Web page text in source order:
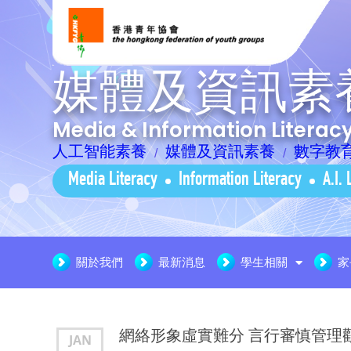
媒體及資訊素
Media & Information
人工智能素養 媒體及資訊素養 數字教
Media Literacy Information Literacy A.I.
關於我們 最新消息 學生相關
JAN 網絡形象虛實難分 言行審慎管理